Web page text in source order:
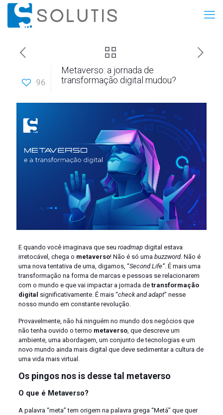
96
Metaverso: a jornada de
transformação digital mudou?
E quando você imaginava que seu roadmapdigital estava
irretocável, chega o metaverso! Não é só uma buzzword. Não é
uma nova tentativa de uma, digamos, “Second Life”. É mais uma
transformação na forma de marcas e pessoas se relacionarem
com o mundo e que vai impactar a jornada de transformação
digital significativamente. É mais “check and adapt” nesse
nosso mundo em constante revolução.
Provavelmente, não há ninguém no mundo dos negócios que
não tenha ouvido o termo metaverso, que descreve um
ambiente, uma abordagem, um conjunto de tecnologias e um
novo mundo ainda mais digital que deve sedimentar a cultura de
uma vida mais virtual.
Os pingos nos is desse tal metaverso
O que é Metaverso?
A palavra “meta” tem origem na palavra grega “Metá” que quer